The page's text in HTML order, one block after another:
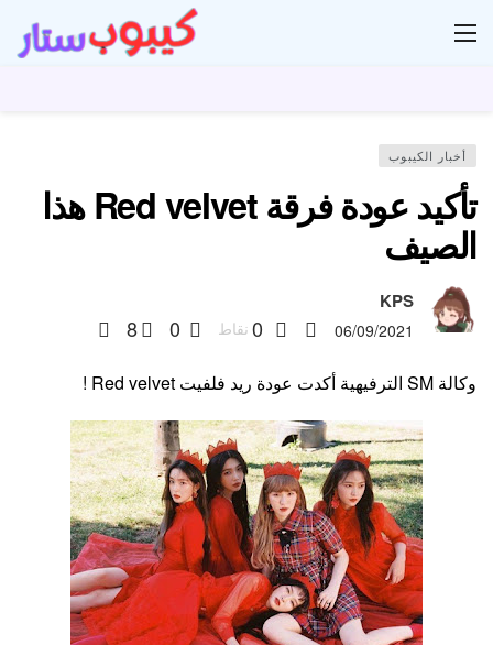
أخبار الكيبوب
تأكيد عودة فرقة Red velvet هذا
الصيف
KPS
06/09/2021
0 نقاط 0
8
وكالة SM الترفيهية أكدت عودة ريد فلفيت Red velvet !